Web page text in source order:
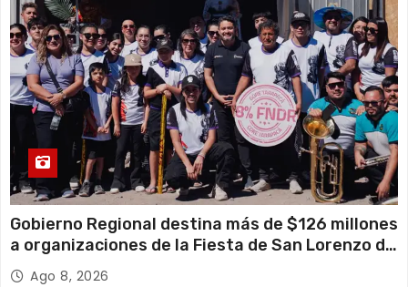
Gobierno Regional destina más de $126 millones
a organizaciones de la Fiesta de San Lorenzo de
Tarapacá
Ago 8, 2026